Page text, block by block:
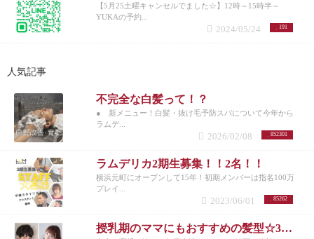
【5月25土曜キャンセルでました☆】12時～15時半～
YUKAの予約...
191
2024/05/24
人気記事
不完全な白髪って！？
● 新メニュー！白髪・抜け毛予防スパについて今年から
ラムデ...
852301
2026/02/08
ラムデリカ2期生募集！！2名！！
横浜元町にオープンして15年！初期メンバーは指名100万
プレイ...
85262
2023/06/01
授乳期のママにもおすすめの髪型☆30代女性を若く見せるスタイル特集☆